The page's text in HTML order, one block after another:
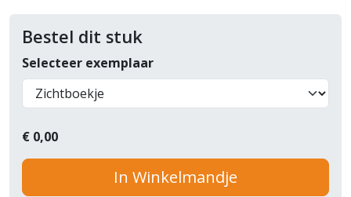
Bestel dit stuk
Selecteer exemplaar
€ 0,00
In Winkelmandje